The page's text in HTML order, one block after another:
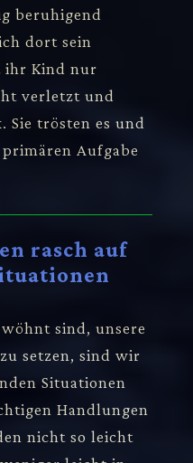
beruhigend
dort sein
ihr Kind nur
verletzt und
Sie trösten es und
Aufgabe
rasch auf
sind, unsere
setzen, sind wir
Situationen
Handlungen
nicht so leicht